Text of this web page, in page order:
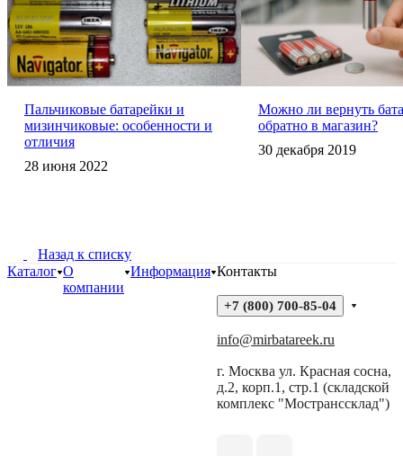
Пальчиковые батарейки и
мизинчиковые: особенности и
отличия
28 июня 2022
Можно ли вернуть
обратно в магазин?
30 декабря 2019
Назад к списку
Каталог О
компании
Информация Контакты
+7 (800) 700-85-04
info@mirbatareek.ru
г. Москва ул. Красная сосна,
д.2, корп.1, стр.1 (складской
комплекс "Мостранссклад")